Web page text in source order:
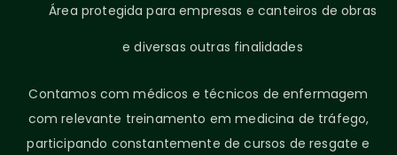
Área protegida para empresas e canteiros de obras
e diversas outras finalidades
Contamos com médicos e técnicos de enfermagem
com relevante treinamento em medicina de tráfego,
participando constantemente de cursos de resgate e